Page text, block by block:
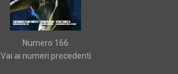
Numero 166
Vai ai numeri precedenti